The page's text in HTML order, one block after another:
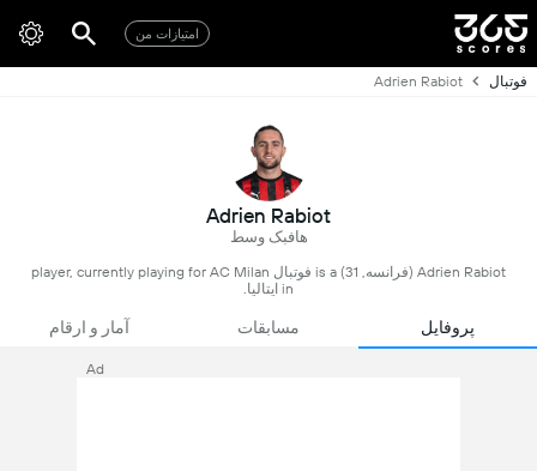
امتیازات من
فوتبال Adrien Rabiot
Adrien Rabiot
هافبک وسط
Adrien Rabiot (فرانسه, 31) is a فوتبال player, currently playing for AC Milan
in ایتالیا.
پروفایل مسابقات آمار و ارقام
Ad